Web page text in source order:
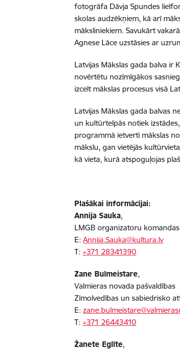
fotogrāfa Dāvja Spundes
skolas audzēkņiem, kā arī
māksliniekiem. Savukārt
Agnese Lāce uzstāsies ar
Latvijas Mākslas gada balva ir
novērtētu nozīmīgākos
izcelt mākslas procesus visā
Latvijas Mākslas gada balvas
un kultūrtelpās notiek
programmā ietverti mākslas
mākslu, gan vietējās
kā vieta, kurā atspoguļojas
Plašākai informācijai:
Annija Sauka,
LMGB organizatoru
E:Annija.Sauka@kultura.lv
T:+371 28341390
Zane Bulmeistare,
Valmieras novada pašvaldības
Zīmolvedības un sabiedrisko
E:
T:+371 26443410
Žanete Eglīte,